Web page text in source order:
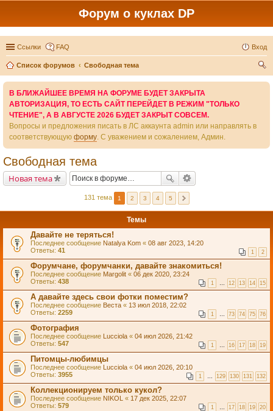
Форум о куклах DP
Ссылки FAQ Вход
Список форумов
Свободная тема
В БЛИЖАЙШЕЕ ВРЕМЯ НА ФОРУМЕ БУДЕТ ЗАКРЫТА
АВТОРИЗАЦИЯ, ТО ЕСТЬ САЙТ ПЕРЕЙДЕТ В РЕЖИМ "ТОЛЬКО
ЧТЕНИЕ", А В АВГУСТЕ 2026 БУДЕТ ЗАКРЫТ СОВСЕМ.
Вопросы и предложения писать в ЛС аккаунта admin или направлять в
соответствующую форму. С уважением и сожалением, Админ.
Свободная тема
Новая тема
131 тема 1 2 3 4 5
Темы
Давайте не теряться!
Последнее сообщение Natalya Kom « 08 авг 2023, 14:20
Ответы: 41 1 2
Форумчане, форумчанки, давайте знакомиться!
Последнее сообщение Margolit « 06 дек 2020, 23:24
Ответы: 438 1 … 12 13 14 15
А давайте здесь свои фотки поместим?
Последнее сообщение Веста « 13 июл 2018, 22:02
Ответы: 2259 1 … 73 74 75 76
Фотография
Последнее сообщение Lucciola « 04 июл 2026, 21:42
Ответы: 547 1 … 16 17 18 19
Питомцы-любимцы
Последнее сообщение Lucciola « 04 июл 2026, 20:10
Ответы: 3955 1 … 129 130 131 132
Коллекционируем только кукол?
Последнее сообщение NIKOL « 17 дек 2025, 22:07
Ответы: 579 1 … 17 18 19 20